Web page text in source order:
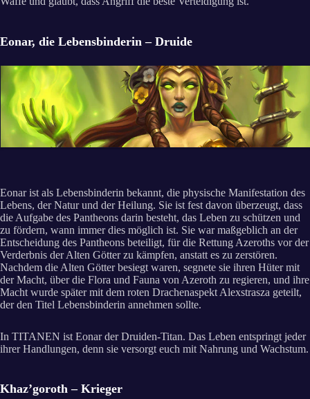
Eonar, die Lebensbinderin – Druide
Eonar ist als Lebensbinderin bekannt, die physische Manifestation des
Lebens, der Natur und der Heilung. Sie ist fest davon überzeugt, dass
die Aufgabe des Pantheons darin besteht, das Leben zu schützen und
zu fördern, wann immer dies möglich ist. Sie war maßgeblich an der
Entscheidung des Pantheons beteiligt, für die Rettung Azeroths vor der
Verderbnis der Alten Götter zu kämpfen, anstatt es zu zerstören.
Nachdem die Alten Götter besiegt waren, segnete sie ihren Hüter mit
der Macht, über die Flora und Fauna von Azeroth zu regieren, und ihre
Macht wurde später mit dem roten Drachenaspekt Alexstrasza geteilt,
der den Titel Lebensbinderin annehmen sollte.
In TITANEN ist Eonar der Druiden-Titan. Das Leben entspringt jeder
ihrer Handlungen, denn sie versorgt euch mit Nahrung und Wachstum.
Khaz’goroth – Krieger